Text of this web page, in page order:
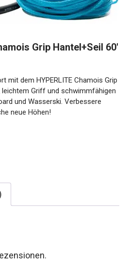
Grip Hantel+Seil 60′
mit dem HYPERLITE Chamois Grip
leichtem Griff und schwimmfähigen
und Wasserski. Verbessere
neue Höhen!